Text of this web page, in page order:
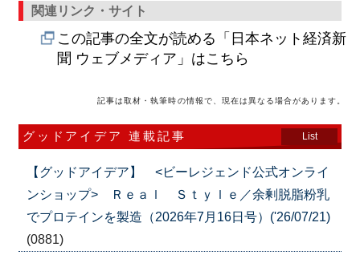
関連リンク・サイト
この記事の全文が読める「日本ネット経済新
聞 ウェブメディア」はこちら
記事は取材・執筆時の情報で、現在は異なる場合があります。
グッドアイデア 連載記事 List
【グッドアイデア】 <ビーレジェンド公式オンライ
ンショップ> Ｒｅａｌ Ｓｔｙｌｅ／余剰脱脂粉乳
でプロテインを製造（2026年7月16日号）('26/07/21)
(0881)